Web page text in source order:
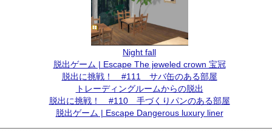
Night fall
脱出ゲーム | Escape The jeweled crown 宝冠
脱出に挑戦！ #111 サバ缶のある部屋
トレーディングルームからの脱出
脱出に挑戦！ #110 手づくりパンのある部屋
脱出ゲーム | Escape Dangerous luxury liner